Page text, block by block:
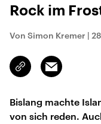
Rock im
Von Simon Kremer |
Link
kopieren/teilen
Email
Bislang machte
von sich reden.